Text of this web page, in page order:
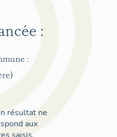
:
:
résultat ne
aux